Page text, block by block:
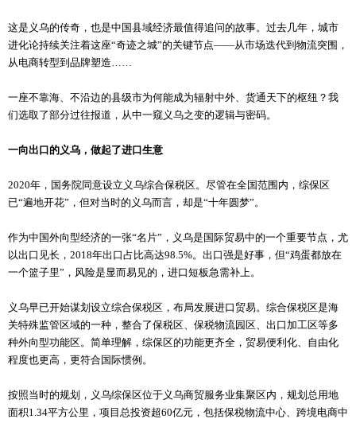
这是义乌的传奇，也是中国县域经济最值得追问的故事。过去几年，城市
进化论持续关注着这座“奇迹之城”的关键节点——从市场迭代到物流突围，
从电商转型到品牌塑造……
一座不靠海、不沿边的县级市为何能成为辐射中外、货通天下的枢纽？我
们选取了部分过往报道，从中一窥义乌之变的逻辑与密码。
一向出口的义乌，做起了进口生意
2020年，国务院同意设立义乌综合保税区。尽管在全国范围内，综保区
已“遍地开花”，但对当时的义乌而言，却是“十年圆梦”。
作为中国外向型经济的一张“名片”，义乌是国际贸易中的一个重要节点，尤
以出口见长，2018年出口占比高达98.5%。出口强是好事，但“鸡蛋都放在
一个篮子里”，风险是显而易见的，进口短板急需补上。
义乌早已开始谋划设立综合保税区，布局发展进口贸易。综合保税区是海
关特殊监管区域的一种，整合了保税区、保税物流园区、出口加工区等多
种外向型功能区。简单理解，综保区的功能更齐全，贸易便利化、自由化
程度也更高，更符合国际惯例。
按照当时的规划，义乌综保区位于义乌商贸服务业集聚区内，规划总用地
面积1.34平方公里，项目总投资超60亿元，包括保税物流中心、跨境电商中